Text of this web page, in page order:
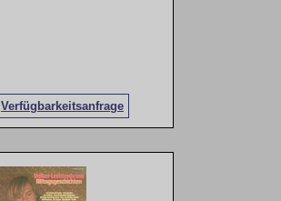
Verfügbarkeitsanfrage